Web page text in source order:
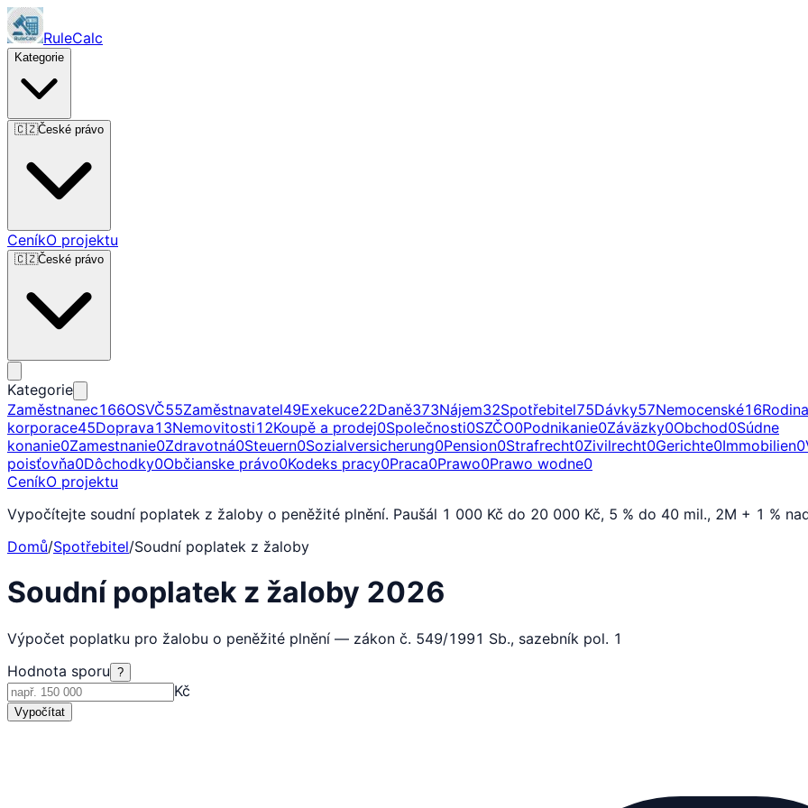
RuleCalc
Kategorie
🇨🇿České právo
CeníkO projektu
🇨🇿České právo
Kategorie
Zaměstnanec166OSVČ55Zaměstnavatel49Exekuce22Daně373Nájem32Spotřebitel75Dávky57Nemocenské16Rodina
korporace45Doprava13Nemovitosti12Koupě a prodej0Společnosti0SZČO0Podnikanie0Záväzky0Obchod0Súdne
konanie0Zamestnanie0Zdravotná0Steuern0Sozialversicherung0Pension0Strafrecht0Zivilrecht0Gerichte0Immobilien0
poisťovňa0Dôchodky0Občianske právo0Kodeks pracy0Praca0Prawo0Prawo wodne0
CeníkO projektu
Vypočítejte soudní poplatek z žaloby o peněžité plnění. Paušál 1 000 Kč do 20 000 Kč, 5 % do 40 mil., 2M + 1 %
Domů/Spotřebitel/Soudní poplatek z žaloby
Soudní poplatek z žaloby 2026
Výpočet poplatku pro žalobu o peněžité plnění — zákon č. 549/1991 Sb., sazebník pol. 1
Hodnota sporu ?
Kč
Vypočítat